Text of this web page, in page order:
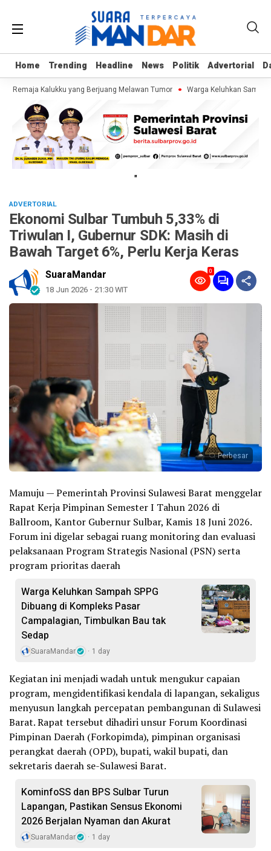
Home Trending Headline News Politik Advertorial
Home Trending Headline News Politik Advertorial
Remaja Kalukku yang Berjuang Melawan Tumor Warga Keluhkan Sampah
"
ADVERTORIAL
Ekonomi Sulbar Tumbuh 5,33% di
Triwulan I, Gubernur SDK: Masih di
Bawah Target 6%, Perlu Kerja Keras
SuaraMandar
18 Jun 2026 - 21:30 WIT
0
Perbesar
Mamuju — Pemerintah Provinsi Sulawesi Barat menggelar
Rapat Kerja Pimpinan Semester I Tahun 2026 di
Ballroom, Kantor Gubernur Sulbar, Kamis 18 Juni 2026.
Forum ini digelar sebagai ruang monitoring dan evaluasi
pelaksanaan Program Strategis Nasional (PSN) serta
program prioritas daerah
Warga Keluhkan Sampah SPPG
Dibuang di Kompleks Pasar
Campalagian, Timbulkan Bau tak
Sedap
SuaraMandar 1 day
Kegiatan ini menjadi wadah untuk mengukur capaian
program, mengidentifikasi kendala di lapangan, sekaligus
menyusun langkah percepatan pembangunan di Sulawesi
Barat. Rapat tersebut dihadiri unsur Forum Koordinasi
Pimpinan Daerah (Forkopimda), pimpinan organisasi
perangkat daerah (OPD), bupati, wakil bupati, dan
sekretaris daerah se-Sulawesi Barat.
KominfoSS dan BPS Sulbar Turun
Lapangan, Pastikan Sensus Ekonomi
2026 Berjalan Nyaman dan Akurat
SuaraMandar 1 day